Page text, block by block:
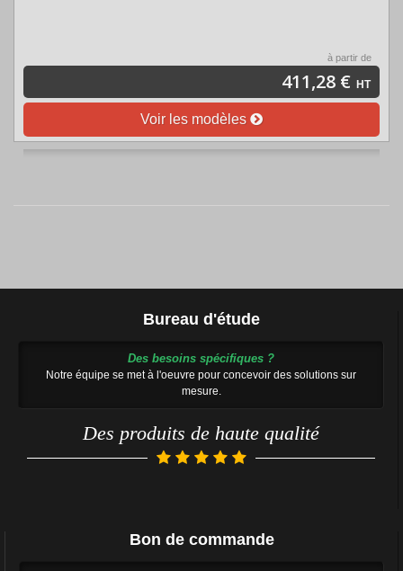
à partir de
411,28 € HT
Voir les modèles
Bureau d'étude
Des besoins spécifiques ?
Notre équipe se met à l'oeuvre pour concevoir des solutions sur
mesure.
Des produits de haute qualité
Bon de commande